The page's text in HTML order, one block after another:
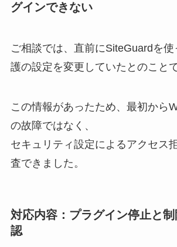
グインできない
ご相談では、直前にSiteGuardを
護の設定を変更していたとのことで
この情報があったため、最初から
の故障ではなく、
セキュリティ設定によるアクセス
査できました。
対応内容：プラグイン停止と
認